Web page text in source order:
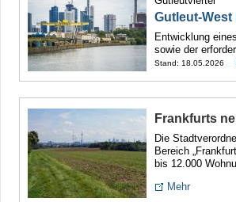
Gutleut-
Entwicklung
sowie der
Stand: 18.05.2026
Frankfurts
Die
Bereich
bis 12.000
Mehr